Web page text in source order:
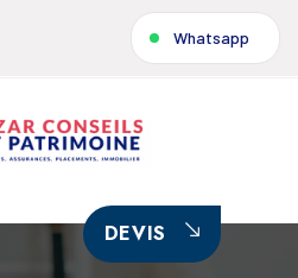
Whatsapp
DEVIS